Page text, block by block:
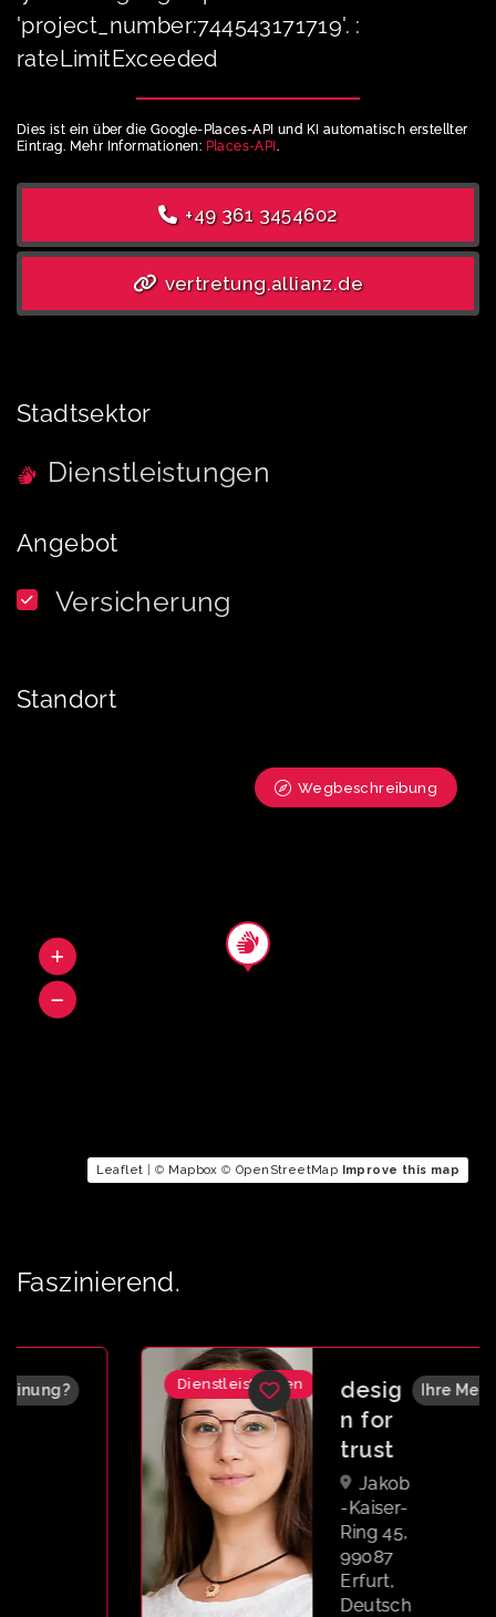
'project_number:744543171719'. :
rateLimitExceeded
Dies ist ein über die Google-Places-API und KI automatisch erstellter
Eintrag. Mehr Informationen: Places-API .
+49 361 3454602
vertretung.allianz.de
Stadtsektor
Dienstleistungen
Angebot
Versicherung
Standort
Leaflet | © Mapbox © OpenStreetMap Improve this map
Wegbeschreibung
Faszinierend.
Dienstleistungen
desig
n for
trust
Jakob
-Kaiser-
Ring 45,
99087
Erfurt,
Deutsch
Ihre Meinung?